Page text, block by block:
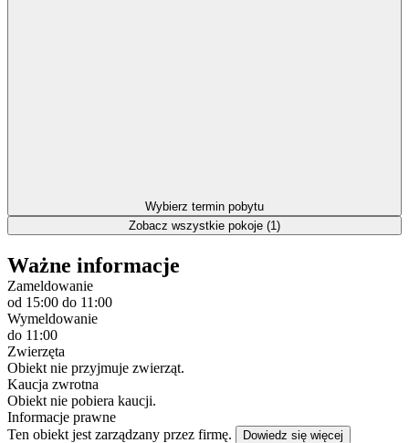
Wybierz termin pobytu
Zobacz wszystkie pokoje (1)
Ważne informacje
Zameldowanie
od 15:00 do 11:00
Wymeldowanie
do 11:00
Zwierzęta
Obiekt nie przyjmuje zwierząt.
Kaucja zwrotna
Obiekt nie pobiera kaucji.
Informacje prawne
Ten obiekt jest zarządzany przez firmę.
Dowiedz się więcej